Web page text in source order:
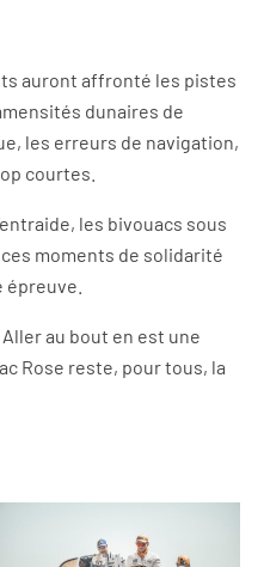
auront affronté les pistes
dunaires de
les erreurs de navigation,
courtes.
les bivouacs sous
moments de solidarité
au bout en est une
Rose reste, pour tous, la